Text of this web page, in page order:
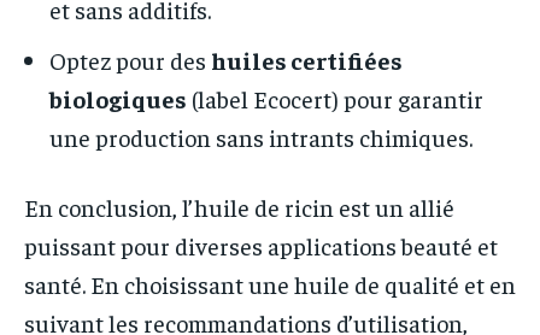
et sans additifs.
Optez pour des huiles certifiées
biologiques (label Ecocert) pour garantir
une production sans intrants chimiques.
En conclusion, l’huile de ricin est un allié
puissant pour diverses applications beauté et
santé. En choisissant une huile de qualité et en
suivant les recommandations d’utilisation,